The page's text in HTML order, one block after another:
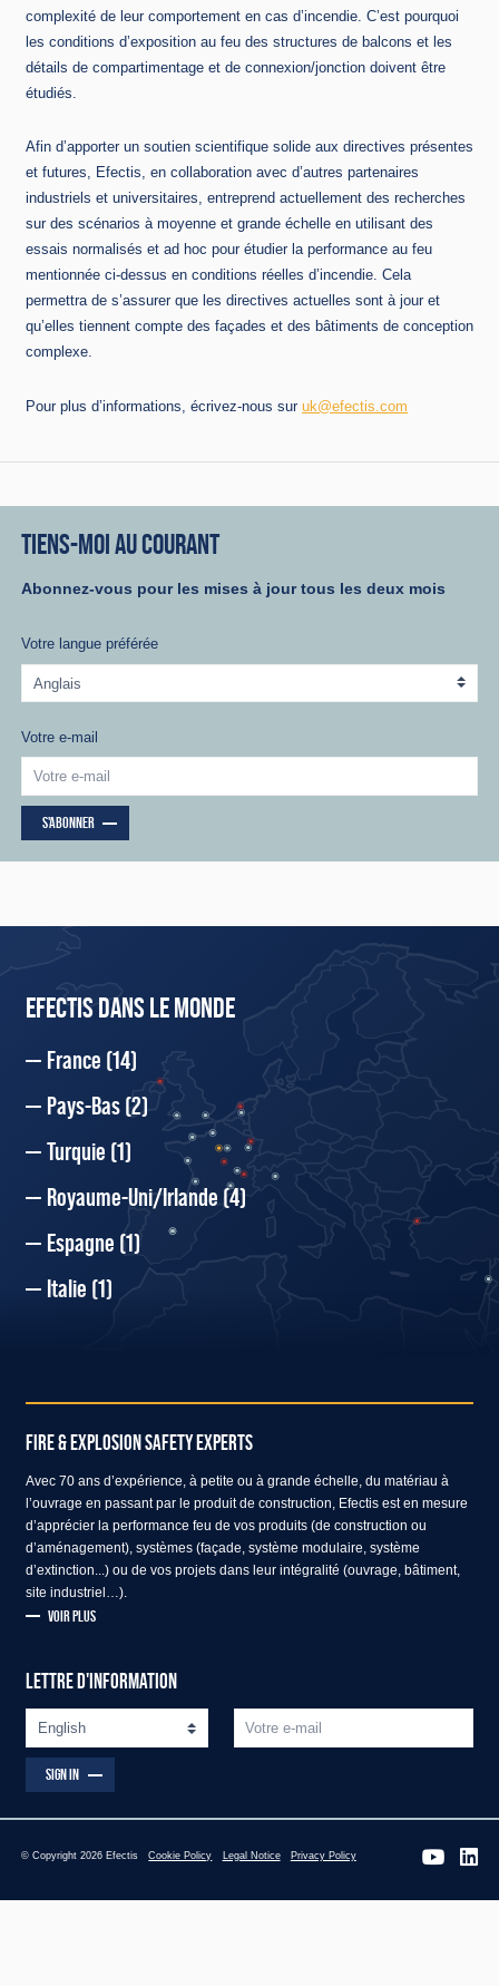
complexité de leur comportement en cas d’incendie. C’est pourquoi
les conditions d’exposition au feu des structures de balcons et les
détails de compartimentage et de connexion/jonction doivent être
étudiés.
Afin d’apporter un soutien scientifique solide aux directives présentes
et futures, Efectis, en collaboration avec d’autres partenaires
industriels et universitaires, entreprend actuellement des recherches
sur des scénarios à moyenne et grande échelle en utilisant des
essais normalisés et ad hoc pour étudier la performance au feu
mentionnée ci-dessus en conditions réelles d’incendie. Cela
permettra de s’assurer que les directives actuelles sont à jour et
qu’elles tiennent compte des façades et des bâtiments de conception
complexe.
Pour plus d’informations, écrivez-nous sur uk@efectis.com
TIENS-MOI AU COURANT
Abonnez-vous pour les mises à jour tous les deux mois
Votre langue préférée
Votre e-mail
S'ABONNER
EFECTIS DANS LE MONDE
France (14)
Pays-Bas(2)
Turquie (1)
Royaume-Uni/Irlande (4)
Espagne (1)
Italie (1)
FIRE & EXPLOSION SAFETY EXPERTS
Avec 70 ans d’expérience, à petite ou à grande échelle, du matériau à
l’ouvrage en passant par le produit de construction, Efectis est en mesure
d’apprécier la performance feu de vos produits (de construction ou
d’aménagement), systèmes (façade, système modulaire, système
d’extinction...) ou de vos projets dans leur intégralité (ouvrage, bâtiment,
site industriel…).
VOIR PLUS
LETTRE D'INFORMATION
SIGN IN
© Copyright 2026 Efectis Cookie Policy Legal Notice Privacy Policy